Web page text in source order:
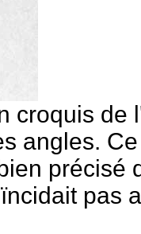
croquis de
angles.
précisé
pas